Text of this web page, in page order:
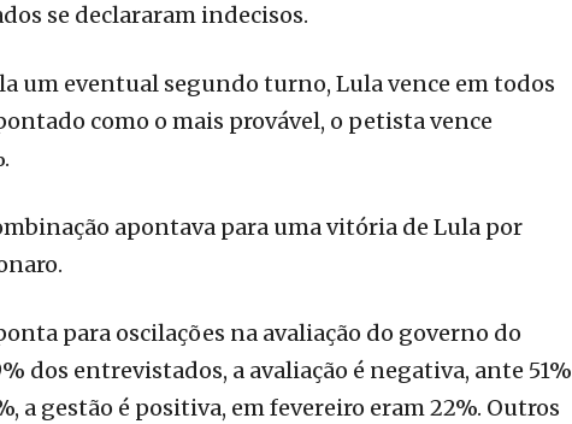
se declararam indecisos.
um eventual segundo turno, Lula vence em todos
como o mais provável, o petista vence
apontava para uma vitória de Lula por
para oscilações na avaliação do governo do
dos entrevistados, a avaliação é negativa, ante 51%
a gestão é positiva, em fevereiro eram 22%. Outros